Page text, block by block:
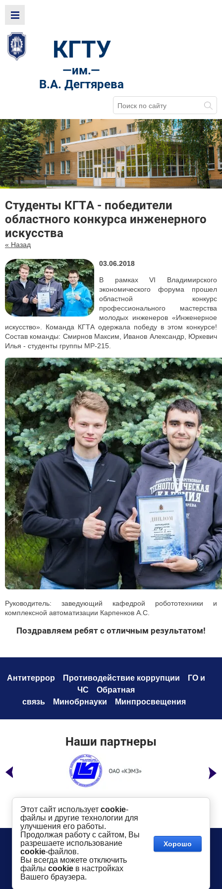
КГТУ
—им.—
В.А. Дегтярева
Студенты КГТА - победители
областного конкурса инженерного
искусства
« Назад
03.06.2018
В рамках VI Владимирского
экономического форума прошел
областной конкурс
профессионального мастерства
молодых инженеров «Инженерное
искусство». Команда КГТА одержала победу в этом конкурсе!
Состав команды: Смирнов Максим, Иванов Александр, Юркевич
Илья - студенты группы МР-215.
Руководитель: заведующий кафедрой робототехники и
комплексной автоматизации Карпенков А.С.
Поздравляем ребят с отличным результатом!
Антитеррор Противодействие коррупции
ГО и
ЧС
Обратная
связь
Минобрнауки Минпросвещения
Наши партнеры
Телефон:8 (49232) 6-96-00
Адрес: г. Ковров, ул. Маяковского, 19
Показать на карте
©2016- 2026КГТУ им. В.А. Дегтярева
Использование материалов сайта разрешается
Сайт создан в:
megagroup.ru
Этот сайт использует cookie-
файлы и другие технологии для
улучшения его работы.
Продолжая работу с сайтом, Вы
разрешаете использование
cookie-файлов.
Вы всегда можете отключить
файлы cookie в настройках
Вашего браузера.
Хорошо